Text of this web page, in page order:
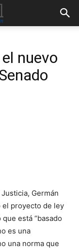
nuevo
Germán
el proyecto de ley
está “basado
es una
una norma que